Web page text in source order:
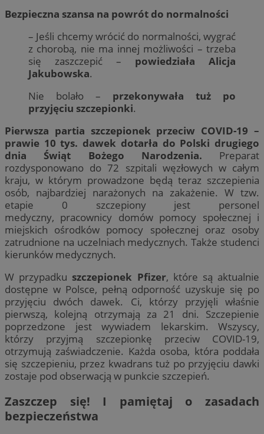
Bezpieczna szansa na powrót do normalności
– Jeśli chcemy wrócić do normalności, wygrać
z chorobą, nie ma innej możliwości – trzeba
się zaszczepić – powiedziała Alicja
Jakubowska.
Nie bolało – przekonywała tuż po
przyjęciu szczepionki.
Pierwsza partia szczepionek przeciw COVID-19 –
prawie 10 tys. dawek dotarła do Polski drugiego
dnia Świąt Bożego Narodzenia. Preparat
rozdysponowano do 72 szpitali węzłowych w całym
kraju, w którym prowadzone będą teraz szczepienia
osób, najbardziej narażonych na zakażenie. W tzw.
etapie 0 szczepiony jest personel
medyczny, pracownicy domów pomocy społecznej i
miejskich ośrodków pomocy społecznej oraz osoby
zatrudnione na uczelniach medycznych. Także studenci
kierunków medycznych.
W przypadku szczepionek Pfizer, które są aktualnie
dostępne w Polsce, pełną odporność uzyskuje się po
przyjęciu dwóch dawek. Ci, którzy przyjęli właśnie
pierwszą, kolejną otrzymają za 21 dni. Szczepienie
poprzedzone jest wywiadem lekarskim. Wszyscy,
którzy przyjmą szczepionkę przeciw COVID-19,
otrzymują zaświadczenie. Każda osoba, która poddała
się szczepieniu, przez kwadrans tuż po przyjęciu dawki
zostaje pod obserwacją w punkcie szczepień.
Zaszczep się! I pamiętaj o zasadach
bezpieczeństwa